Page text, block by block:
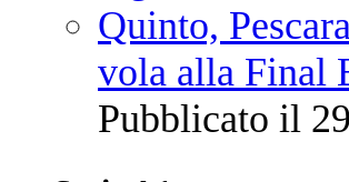
vola alla Final
Pubblicato il